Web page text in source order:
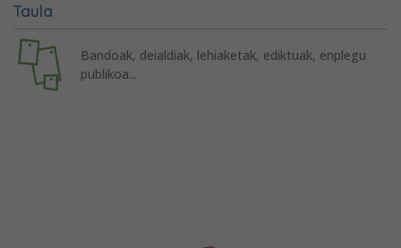
Taula
Bandoak, deialdiak, lehiaketak, ediktuak, enplegu
publikoa...